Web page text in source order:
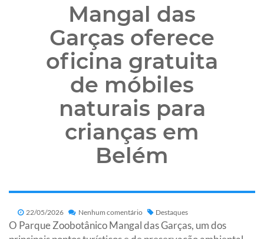
Mangal das
Garças oferece
oficina gratuita
de móbiles
naturais para
crianças em
Belém
22/05/2026 Nenhum comentário Destaques
O Parque Zoobotânico Mangal das Garças, um dos